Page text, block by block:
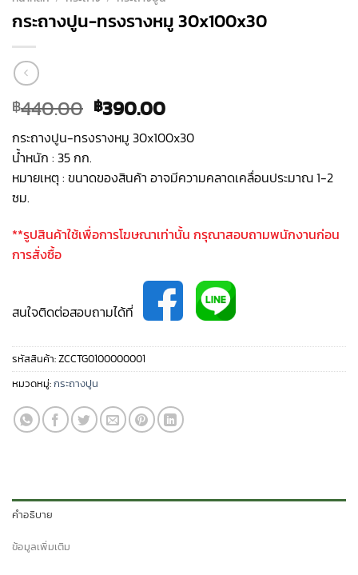
กระถางปูน-ทรงรางหมู 30x100x30
฿440.00 Original
price
was:
฿390.00Current
price
is:
฿390.00.
กระถางปูน-ทรงรางหมู 30x100x30
น้ำหนัก : 35 กก.
หมายเหตุ : ขนาดของสินค้า อาจมีความคลาดเคลื่อนประมาณ 1-2
ซม.
**รูปสินค้าใช้เพื่อการโฆษณาเท่านั้น กรุณาสอบถามพนักงานก่อน
การสั่งซื้อ
สนใจติดต่อสอบถามได้ที่
รหัสสินค้า:ZCCTG0100000001
หมวดหมู่:กระถางปูน
คำอธิบาย
ข้อมูลเพิ่มเติม